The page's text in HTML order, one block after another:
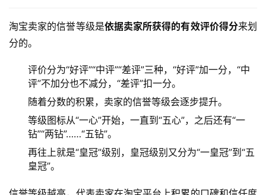
淘宝卖家的信誉等级是依据卖家所获得的有效评价得分来划
分的。
评价分为“好评”“中评”“差评”三种，“好评”加一分，“中
评”不加分也不减分，“差评”扣一分。
随着分数的积累，卖家的信誉等级会逐步提升。
等级图标从“一心”开始，一直到“五心”，之后还有“一
钻”“两钻”……“五钻”。
再往上就是“皇冠”级别，皇冠级别又分为“一皇冠”到“五
皇冠”。